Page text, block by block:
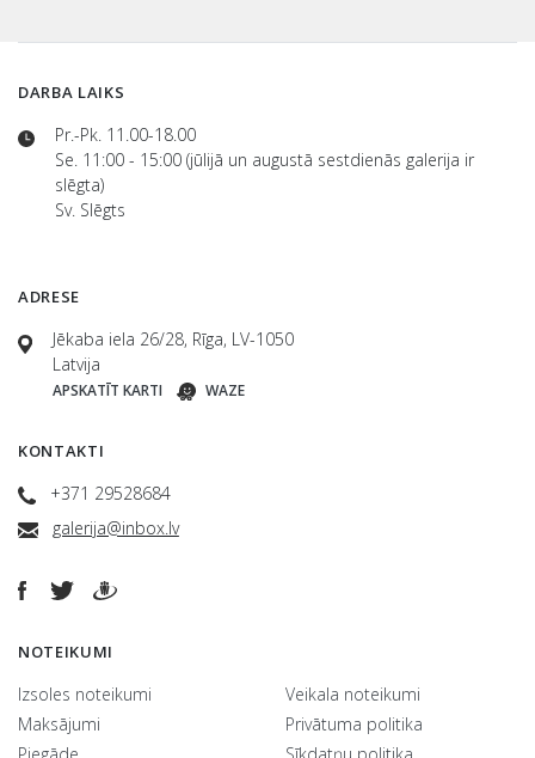
DARBA LAIKS
Pr.-Pk. 11.00-18.00
Se. 11:00 - 15:00 (jūlijā un augustā sestdienās galerija ir
slēgta)
Sv. Slēgts
ADRESE
Jēkaba iela 26/28, Rīga, LV-1050
Latvija
APSKATĪT KARTI WAZE
KONTAKTI
+371 29528684
galerija@inbox.lv
NOTEIKUMI
Izsoles noteikumi
Maksājumi
Veikala noteikumi
Privātuma politika